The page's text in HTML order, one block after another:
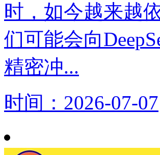
时，如今越来越
们可能会向
精密冲...
时间：2026-07-07